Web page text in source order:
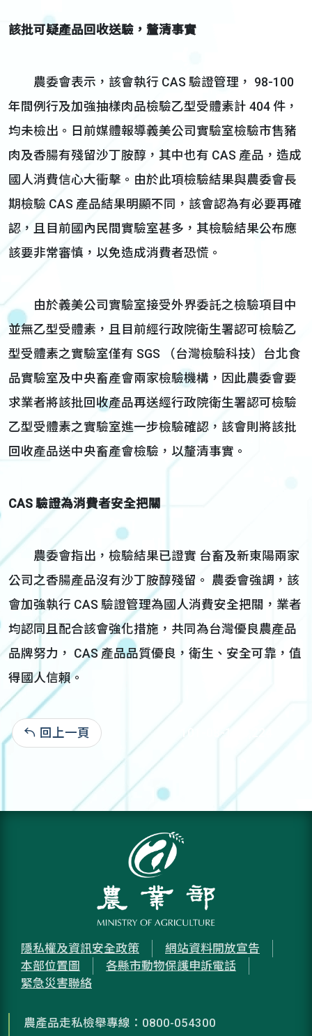
該批可疑產品回收送驗，釐清事實
農委會表示，該會執行 CAS 驗證管理， 98-100
年間例行及加強抽樣肉品檢驗乙型受體素計 404 件，
均未檢出。日前媒體報導義美公司實驗室檢驗市售豬
肉及香腸有殘留沙丁胺醇，其中也有 CAS 產品，造成
國人消費信心大衝擊。由於此項檢驗結果與農委會長
期檢驗 CAS 產品結果明顯不同，該會認為有必要再確
認，且目前國內民間實驗室甚多，其檢驗結果公布應
該要非常審慎，以免造成消費者恐慌。
由於義美公司實驗室接受外界委託之檢驗項目中
並無乙型受體素，且目前經行政院衛生署認可檢驗乙
型受體素之實驗室僅有 SGS （台灣檢驗科技）台北食
品實驗室及中央畜產會兩家檢驗機構，因此農委會要
求業者將該批回收產品再送經行政院衛生署認可檢驗
乙型受體素之實驗室進一步檢驗確認，該會則將該批
回收產品送中央畜產會檢驗，以釐清事實。
CAS 驗證為消費者安全把關
農委會指出，檢驗結果已證實 台畜及新東陽兩家
公司之香腸產品沒有沙丁胺醇殘留。 農委會強調，該
會加強執行 CAS 驗證管理為國人消費安全把關，業者
均認同且配合該會強化措施，共同為台灣優良農產品
品牌努力， CAS 產品品質優良，衛生、安全可靠，值
得國人信賴。
回上一頁 101-03-15:5,224
隱私權及資訊安全政策
網站資料開放宣告
本部位置圖
各縣市動物保護申訴電話
緊急災害聯絡
農產品走私檢舉專線：0800-054300